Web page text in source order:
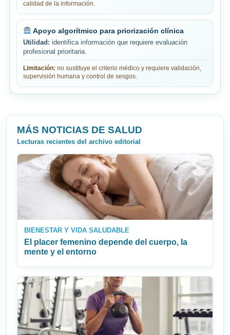
calidad de la información.
Apoyo algorítmico para priorización clínica
Utilidad: identifica información que requiere evaluación
profesional prioritaria.
Limitación: no sustituye el criterio médico y requiere validación,
supervisión humana y control de sesgos.
MÁS NOTICIAS DE SALUD
Lecturas recientes del archivo editorial
BIENESTAR Y VIDA SALUDABLE
El placer femenino depende del cuerpo, la
mente y el entorno